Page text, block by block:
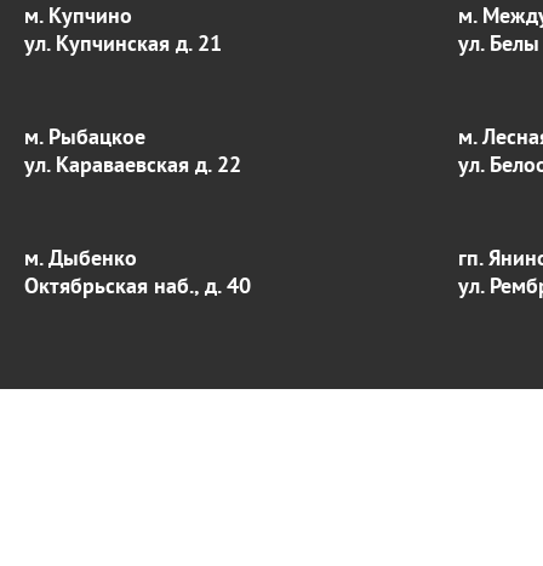
м. Купчино
ул. Купчинская д. 21
м.
ул.
м. Рыбацкое
ул. Караваевская д. 22
м.
ул.
м. Дыбенко
Октябрьская наб., д. 40
гп.
ул.